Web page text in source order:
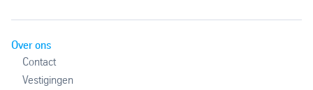
Over ons
Contact
Vestigingen